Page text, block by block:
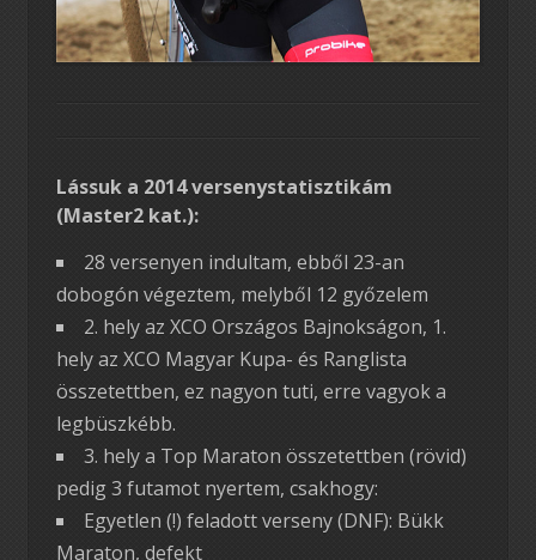
Lássuk a 2014 versenystatisztikám
(Master2 kat.):
28 versenyen indultam, ebből 23-an
dobogón végeztem, melyből 12 győzelem
2. hely az XCO Országos Bajnokságon, 1.
hely az XCO Magyar Kupa- és Ranglista
összetettben, ez nagyon tuti, erre vagyok a
legbüszkébb.
3. hely a Top Maraton összetettben (rövid)
pedig 3 futamot nyertem, csakhogy:
Egyetlen (!) feladott verseny (DNF): Bükk
Maraton, defekt